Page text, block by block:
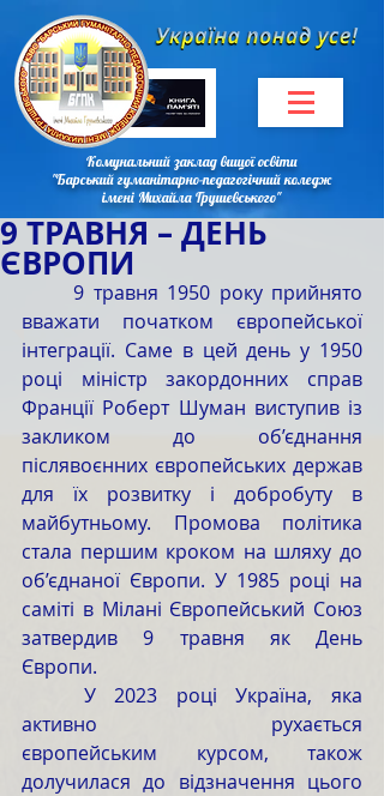
Комунальний заклад вищої освіти
"Барський гуманітарно-педагогічний коледж
імені Михайла Грушевського"
9 ТРАВНЯ – ДЕНЬ
ЄВРОПИ
	9 травня 1950 року прийнято
вважати початком європейської
інтеграції. Саме в цей день у 1950
році міністр закордонних справ
Франції Роберт Шуман виступив із
закликом до об’єднання
післявоєнних європейських держав
для їх розвитку і добробуту в
майбутньому. Промова політика
стала першим кроком на шляху до
об’єднаної Європи. У 1985 році на
саміті в Мілані Європейський Союз
затвердив 9 травня як День
Європи.
активно рухається
європейським курсом, також
долучилася до відзначення цього